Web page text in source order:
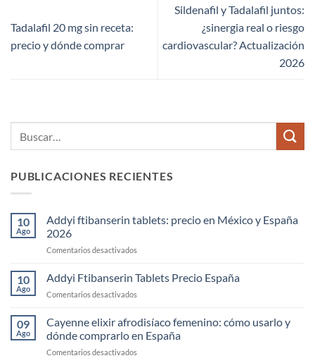
Tadalafil 20 mg sin receta:
precio y dónde comprar
Sildenafil y Tadalafil juntos:
¿sinergia real o riesgo
cardiovascular? Actualización
2026
PUBLICACIONES RECIENTES
10
Ago
Addyi ftibanserin tablets: precio en México y España
2026
Comentarios desactivados
ftibanserin
tablets:
precio
México
y
España
2026
10
Ago
Addyi Ftibanserin Tablets Precio España
Comentarios desactivados
Ftibanserin
Tablets
Precio
España
09
Ago
Cayenne elixir afrodisíaco femenino: cómo usarlo y
dónde comprarlo en España
Comentarios desactivados